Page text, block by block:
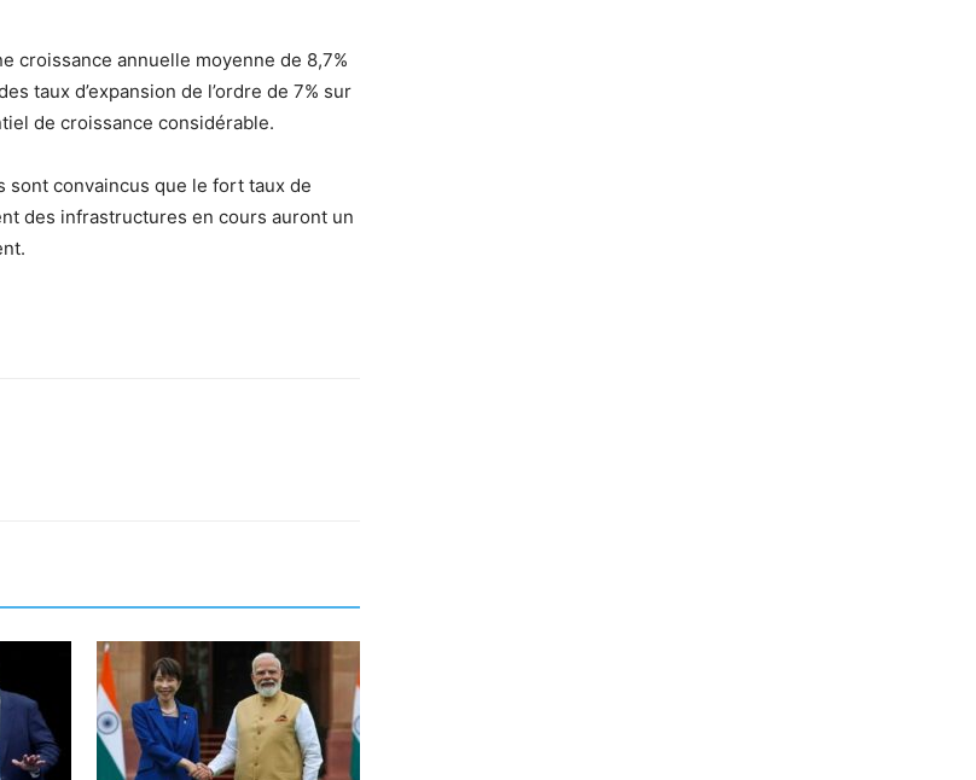
croissance annuelle moyenne de 8,7%
taux d’expansion de l’ordre de 7% sur
de croissance considérable.
sont convaincus que le fort taux de
des infrastructures en cours auront un